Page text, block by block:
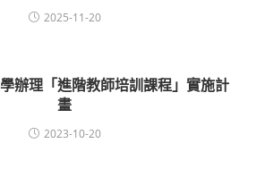
2025-11-20
辦理「進階教師培訓課程」實施計
畫
2023-10-20